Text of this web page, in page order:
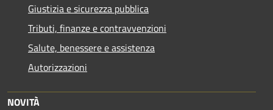
Giustizia e sicurezza pubblica
Tributi, finanze e contravvenzioni
Salute, benessere e assistenza
Autorizzazioni
NOVITÀ